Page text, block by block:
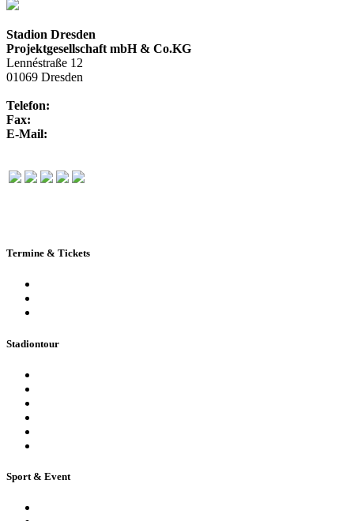
Stadion Dresden
Projektgesellschaft mbH & Co.KG
Lennéstraße 12
01069 Dresden
Telefon:
Fax:
E-Mail:
Termine & Tickets
Stadiontour
Sport & Event